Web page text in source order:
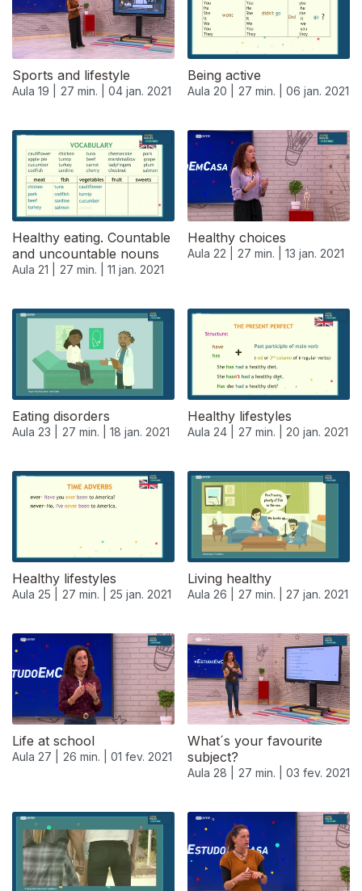
Sports and lifestyle
Aula 19 | 27 min. | 04 jan. 2021
Being active
Aula 20 | 27 min. | 06 jan. 2021
Healthy eating. Countable
and uncountable nouns
Aula 21 | 27 min. | 11 jan. 2021
Healthy choices
Aula 22 | 27 min. | 13 jan. 2021
Eating disorders
Aula 23 | 27 min. | 18 jan. 2021
Healthy lifestyles
Aula 24 | 27 min. | 20 jan. 2021
518756
Healthy lifestyles
Aula 25 | 27 min. | 25 jan. 2021
Living healthy
Aula 26 | 27 min. | 27 jan. 2021
Life at school
Aula 27 | 26 min. | 01 fev. 2021
What´s your favourite
subject?
Aula 28 | 27 min. | 03 fev. 2021